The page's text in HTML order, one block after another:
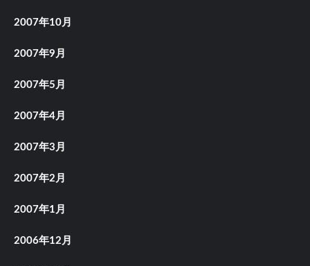
2007年10月
2007年9月
2007年5月
2007年4月
2007年3月
2007年2月
2007年1月
2006年12月